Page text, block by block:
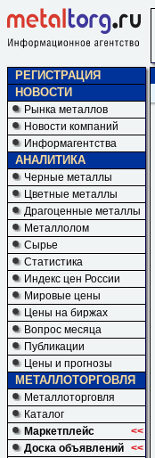
РЕГИСТРАЦИЯ
НОВОСТИ
Рынка металлов
Новости компаний
Информагентства
АНАЛИТИКА
Черные металлы
Цветные металлы
Драгоценные металлы
Металлолом
Сырье
Статистика
Индекс цен России
Мировые цены
Цены на биржах
Вопрос месяца
Публикации
Цены и прогнозы
МЕТАЛЛОТОРГОВЛЯ
Металлоторговля
Каталог
Маркетплейс
<<
Доска объявлений <<